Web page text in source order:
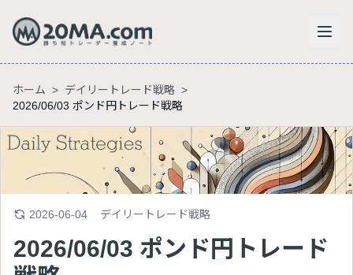
ホーム > デイリートレード戦略 >
2026/06/03 ポンド円トレード戦略
2026-06-04 デイリートレード戦略
2026/06/03 ポンド円トレード